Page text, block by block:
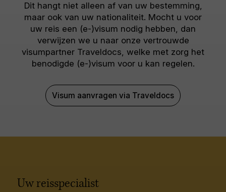
Dit hangt niet alleen af van uw bestemming,
maar ook van uw nationaliteit. Mocht u voor
uw reis een (e-)visum nodig hebben, dan
verwijzen we u naar onze vertrouwde
visumpartner Traveldocs, welke met zorg het
benodigde (e-)visum voor u kan regelen.
Visum aanvragen via Traveldocs
Uw reisspecialist